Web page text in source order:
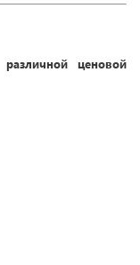
ценовой